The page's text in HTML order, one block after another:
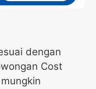
dengan
Cost